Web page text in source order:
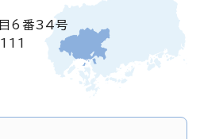
目6番34号